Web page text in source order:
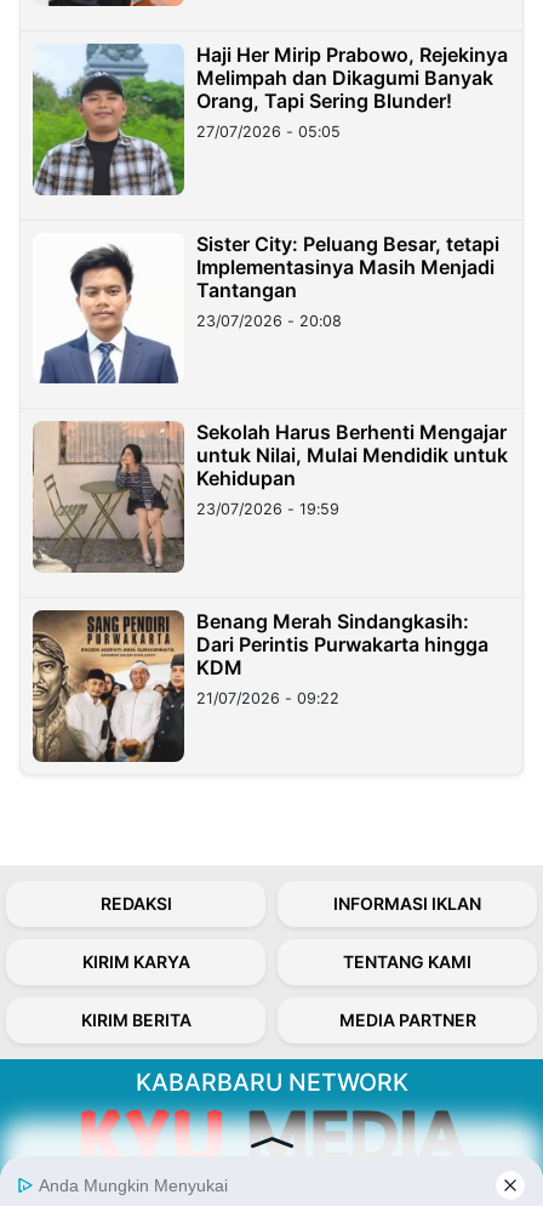
Haji Her Mirip Prabowo, Rejekinya
Melimpah dan Dikagumi Banyak
Orang, Tapi Sering Blunder!
27/07/2026 - 05:05
Sister City: Peluang Besar, tetapi
Implementasinya Masih Menjadi
Tantangan
23/07/2026 - 20:08
Sekolah Harus Berhenti Mengajar
untuk Nilai, Mulai Mendidik untuk
Kehidupan
23/07/2026 - 19:59
Benang Merah Sindangkasih:
Dari Perintis Purwakarta hingga
KDM
21/07/2026 - 09:22
REDAKSI INFORMASI IKLAN
KIRIM KARYA TENTANG KAMI
KIRIM BERITA MEDIA PARTNER
KABARBARU NETWORK